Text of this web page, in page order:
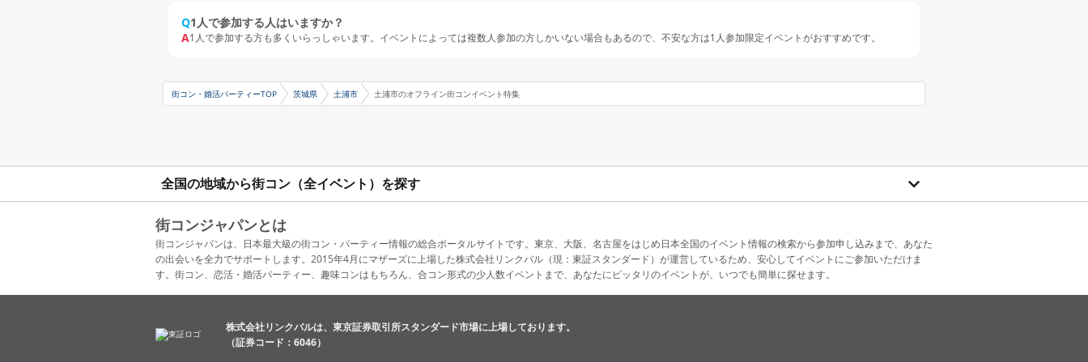
Q1人で参加する人はいますか？
A1人で参加する方も多くいらっしゃいます。イベントによっては複数人参加の方しかいない場合もあるので、不安な方は1人参加限定イベントがおすすめです。
街コン・婚活パーティーTOP 茨城県 土浦市 土浦市のオフライン街コンイベント特集
全国の地域から街コン（全イベント）を探す
街コンジャパンとは
街コンジャパンは、日本最大級の街コン・パーティー情報の総合ポータルサイトです。東京、大阪、名古屋をはじめ日本全国のイベント情報の検索から参加申し込みまで、あなた
の出会いを全力でサポートします。2015年4月にマザーズに上場した株式会社リンクバル（現：東証スタンダード）が運営しているため、安心してイベントにご参加いただけま
す。街コン、恋活・婚活パーティー、趣味コンはもちろん、合コン形式の少人数イベントまで、あなたにピッタリのイベントが、いつでも簡単に探せます。
株式会社リンクバルは、東京証券取引所スタンダード市場に上場しております。
（証券コード：6046）